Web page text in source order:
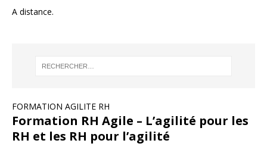
A distance.
FORMATION AGILITE RH
Formation RH Agile – L’agilité pour les
RH et les RH pour l’agilité